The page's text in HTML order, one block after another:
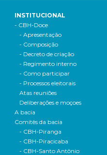
INSTITUCIONAL
- CBH-Doce
- Apresentação
- Composição
- Decreto de criação
- Regimento interno
- Como participar
- Processos eleitorais
Atas reuniões
Deliberações e moçoes
A bacia
Comitês da bacia
- CBH-Piranga
- CBH-Piracicaba
- CBH-Santo Antônio